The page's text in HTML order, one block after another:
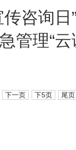
咨询日
管理“云
下一页 下5页 尾页